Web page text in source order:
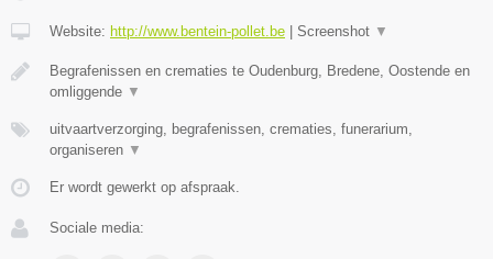
Website: http://www.bentein-pollet.be | Screenshot ▼
Begrafenissen en crematies te Oudenburg, Bredene, Oostende en
omliggende ▼
uitvaartverzorging, begrafenissen, crematies, funerarium,
organiseren ▼
Er wordt gewerkt op afspraak.
Sociale media: